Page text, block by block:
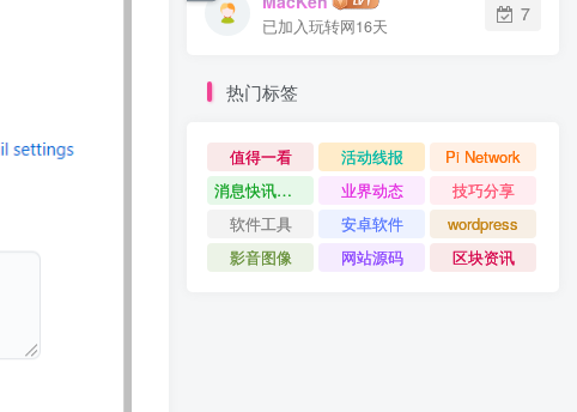
已加入玩转网16天
7
热门标签
值得一看 活动线报
Pi Network
消息快讯查看更多 》》
业界动态
技巧分享
软件工具
安卓软件
wordpress
影音图像
网站源码 区块资讯